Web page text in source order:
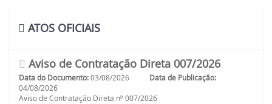
ATOS OFICIAIS
Aviso de Contratação Direta 007/2026
Data do Documento: 03/08/2026
Data de Publicação:
04/08/2026
Aviso de Contratação Direta nº 007/2026